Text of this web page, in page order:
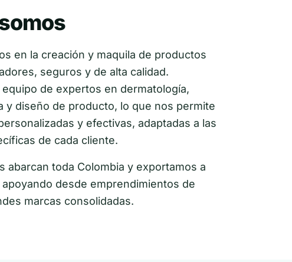
en la creación y maquila de productos
seguros y de alta calidad.
de expertos en dermatología,
y diseño de producto, lo que nos permite
y efectivas, adaptadas a las
de cada cliente.
abarcan toda Colombia y exportamos a
apoyando desde emprendimientos de
marcas consolidadas.